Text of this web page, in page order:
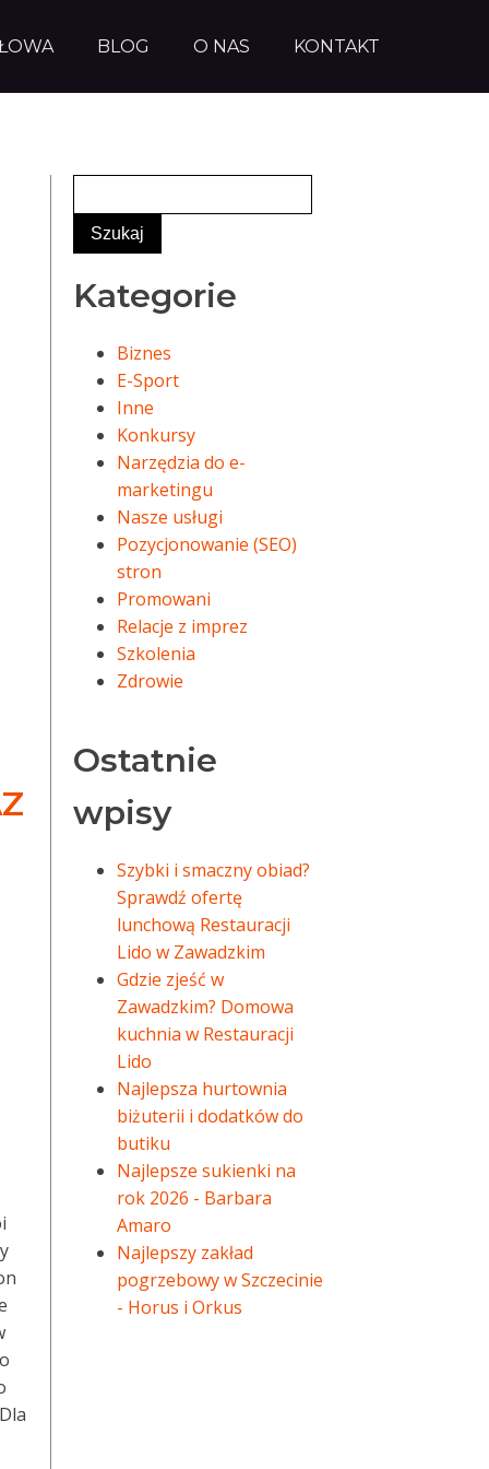
BLOG O NAS KONTAKT
Kategorie
Biznes
E-Sport
Inne
Konkursy
Narzędzia do e-
marketingu
Nasze usługi
Pozycjonowanie (SEO)
stron
Promowani
Relacje z imprez
Szkolenia
Zdrowie
Ostatnie
wpisy
Szybki i smaczny obiad?
Sprawdź ofertę
lunchową Restauracji
Lido w Zawadzkim
Gdzie zjeść w
Zawadzkim? Domowa
kuchnia w Restauracji
Lido
Najlepsza hurtownia
biżuterii i dodatków do
butiku
Najlepsze sukienki na
rok 2026 - Barbara
Amaro
Najlepszy zakład
pogrzebowy w Szczecinie
- Horus i Orkus